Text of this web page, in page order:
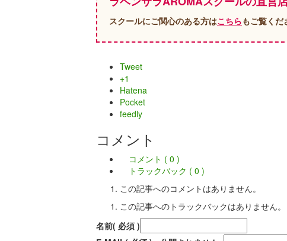
スクールにご関心のある方はこちらもご覧くだ
Tweet
+1
Hatena
Pocket
feedly
コメント
コメント ( 0 )
トラックバック ( 0 )
この記事へのコメントはありません。
この記事へのトラックバックはありません。
名前( 必須 )